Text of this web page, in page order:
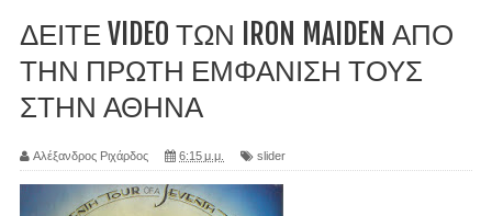
ΔΕΙΤΕ VIDEO ΤΩΝ IRON MAIDEN ΑΠΟ
ΤΗΝ ΠΡΩΤΗ ΕΜΦΑΝΙΣΗ ΤΟΥΣ
ΣΤΗΝ ΑΘΗΝΑ
Αλέξανδρος Ριχάρδος 6:15 μ.μ. slider